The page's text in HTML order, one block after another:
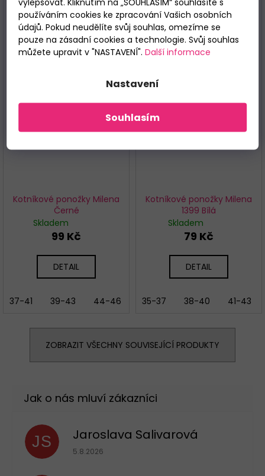
používáním cookies ke zpracování Vašich osobních
údajů. Pokud neudělíte svůj souhlas, omezíme se
pouze na zásadní cookies a technologie. Svůj souhlas
můžete upravit v "NASTAVENÍ". Další informace
Nastavení
Souhlasím
Kotníkové ponožky Milena
Černé
Skladem
99 Kč
DETAIL
37-41 39-43 44-46
Kotníkové ponožky Milena
1399 Bílá
Skladem
79 Kč
DETAIL
35-37 38-40 41-43
ZOBRAZIT VŠECHNY SOUVISEJÍCÍ PRODUKTY
JS Jaroslava Salivarová
Hodnocení obchodu je 5 z 5 hvězdiček.
5.8.2026